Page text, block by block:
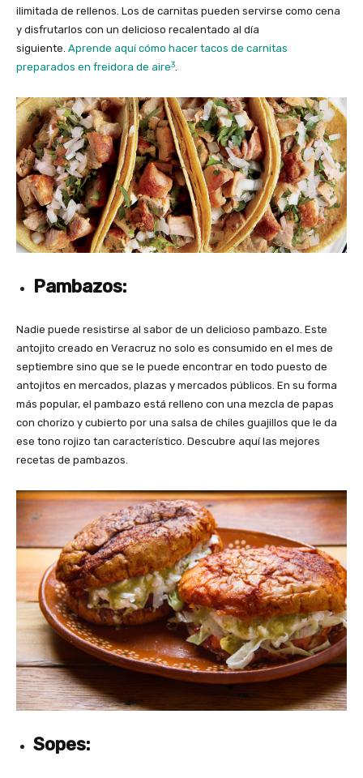
ilimitada de rellenos. Los de carnitas pueden servirse como cena
y disfrutarlos con un delicioso recalentado al día
siguiente. Aprende aquí cómo hacer tacos de carnitas
preparados en freidora de aire3.
Pambazos:
Nadie puede resistirse al sabor de un delicioso pambazo. Este
antojito creado en Veracruz no solo es consumido en el mes de
septiembre sino que se le puede encontrar en todo puesto de
antojitos en mercados, plazas y mercados públicos. En su forma
más popular, el pambazo está relleno con una mezcla de papas
con chorizo y cubierto por una salsa de chiles guajillos que le da
ese tono rojizo tan característico. Descubre aquí las mejores
recetas de pambazos.
Sopes: